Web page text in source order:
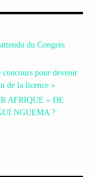
du Congrès
pour devenir
de la licence »
AFRIQUE » DE
NGUEMA ?